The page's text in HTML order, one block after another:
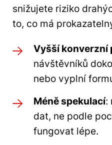
snižujete riziko
to, co má
Vyšší konverzní
návštěvníků
nebo vyplní
Méně spekulací:
dat, ne podle
fungovat lépe.